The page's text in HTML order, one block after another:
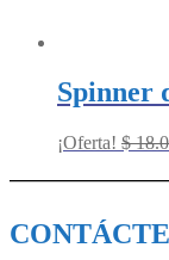
Spinner
¡Oferta! $